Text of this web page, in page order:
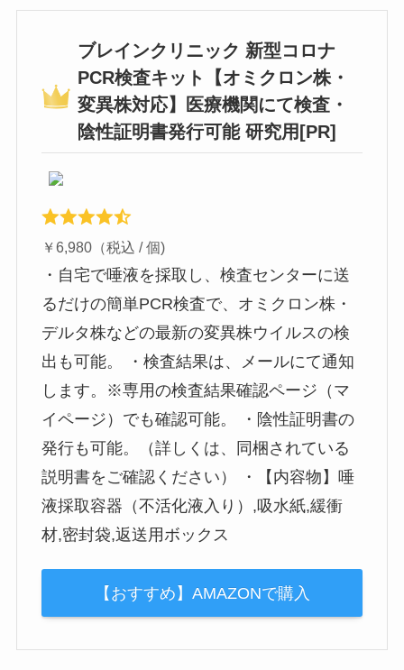
ブレインクリニック 新型コロナ
PCR検査キット【オミクロン株・
変異株対応】医療機関にて検査・
陰性証明書発行可能 研究用[PR]
￥6,980（税込 / 個)
・自宅で唾液を採取し、検査センターに送
るだけの簡単PCR検査で、オミクロン株・
デルタ株などの最新の変異株ウイルスの検
出も可能。 ・検査結果は、メールにて通知
します。※専用の検査結果確認ページ（マ
イページ）でも確認可能。 ・陰性証明書の
発行も可能。（詳しくは、同梱されている
説明書をご確認ください） ・【内容物】唾
液採取容器（不活化液入り）,吸水紙,緩衝
材,密封袋,返送用ボックス
【おすすめ】AMAZONで購入